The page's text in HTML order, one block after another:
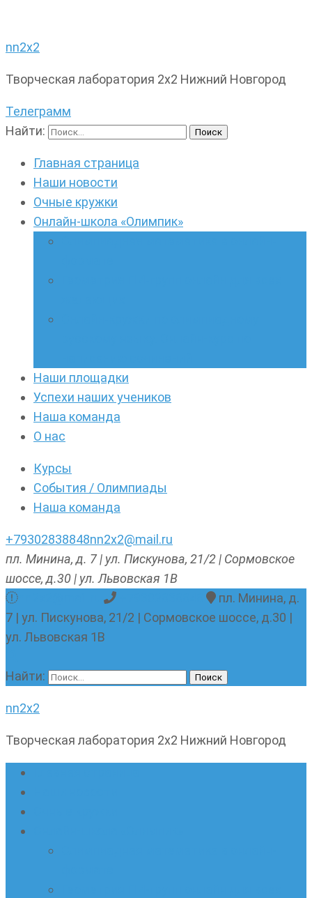
nn2x2
Творческая лаборатория 2х2 Нижний Новгород
Телеграмм
Найти:
Главная страница
Наши новости
Очные кружки
Онлайн-школа «Олимпик»
Наши площадки
Успехи наших учеников
Наша команда
О нас
Курсы
События / Олимпиады
Наша команда
+79302838848nn2x2@mail.ru
пл. Минина, д. 7 | ул. Пискунова, 21/2 | Сормовское
шоссе, д.30 | ул. Львовская 1В
пл. Минина, д.
7 | ул. Пискунова, 21/2 | Сормовское шоссе, д.30 |
ул. Львовская 1В
Найти:
nn2x2
Творческая лаборатория 2х2 Нижний Новгород